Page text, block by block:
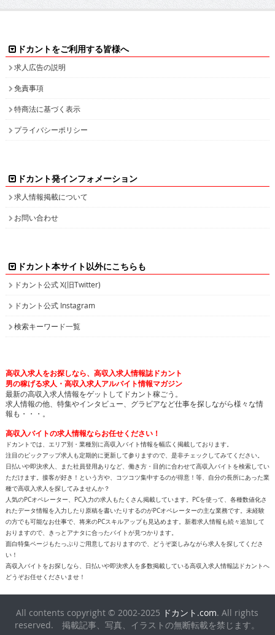
ドカントをご利用する皆様へ
求人広告の説明
免責事項
特商法に基づく表示
プライバシーポリシー
ドカント発インフォメーション
求人情報掲載について
お問い合わせ
ドカント本サイト以外にこちらも
ドカント公式 X(旧Twitter)
ドカント公式 Instagram
検索キーワード一覧
高収入求人をお探しなら、高収入求人情報誌ドカント
男の稼げる求人・高収入求人アルバイト情報マガジン
最新の高収入求人情報をゲットしてドカント稼ごう。
求人情報の他、特集やインタビュー、グラビアなど仕事を探しながら様々な情
報も・・・。
高収入バイトの求人情報ならお任せください！
ドカントでは、エリア別・業種別に高収入バイト情報を幅広く掲載しております。
注目のピックアップ求人も定期的に更新して参りますので、是非チェックしてみてください。
日払いや即決求人、また社員登用ありなど、働き方・目的に合わせて高収入バイトを検索してい
ただけます。接客が好き！という方や、コツコツ集中するのが得意！等、自分の長所にあった業
種で高収入求人を探してみませんか？
人気のPCオペレーター、PC入力の求人もたくさん掲載しています。PCを使って、各種数値化さ
れたデータ情報を入力したり原稿を書いたりするのがPCオペレーターの主な業務です。未経験
の方でも可能なお仕事で、将来のPCスキルアップも見込めます。新着求人情報も続々追加して
おりますので、きっとアナタに合ったバイトが見つかります。
面白特集ページもたっぷりご用意しておりますので、どうぞ楽しみながら求人を探してくださ
い！
高収入バイトをお探しなら、日払いや即決求人を多数掲載している高収入求人情報誌ドカントへ
どうぞお任せくださいませ！
All contents copyright © 2002-2025 ドカント.com. All rights
reserved. 掲載記事、写真、イラストの無断転載を禁じます。